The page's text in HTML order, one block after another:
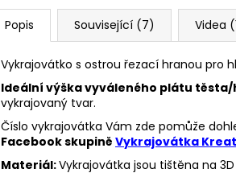
Popis Související (7) Videa
Vykrajovátko s ostrou řezací hranou pro
Ideální výška vyváleného plátu
vykrajovaný tvar.
Číslo vykrajovátka Vám zde pomůže
Facebook skupině Vykrajovátka
Materiál:Vykrajovátka jsou tištěna na